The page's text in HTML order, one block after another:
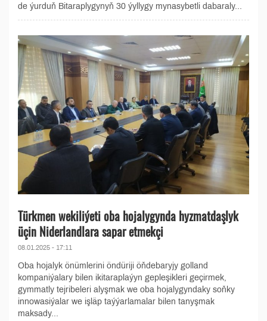
de ýurduň Bitaraplygynyň 30 ýyllygy mynasybetli dabaraly...
Türkmen wekiliýeti oba hojalygynda hyzmatdaşlyk
üçin Niderlandlara sapar etmekçi
08.01.2025 - 17:11
Oba hojalyk önümlerini öndüriji öňdebaryjy golland
kompaniýalary bilen ikitaraplaýyn gepleşikleri geçirmek,
gymmatly tejribeleri alyşmak we oba hojalygyndaky soňky
innowasiýalar we işläp taýýarlamalar bilen tanyşmak
maksady...